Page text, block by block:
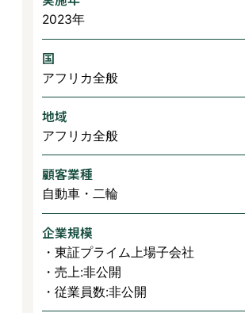
2023年
国
アフリカ全般
地域
アフリカ全般
顧客業種
自動車・二輪
企業規模
・東証プライム上場子会社
・売上:非公開
・従業員数:非公開